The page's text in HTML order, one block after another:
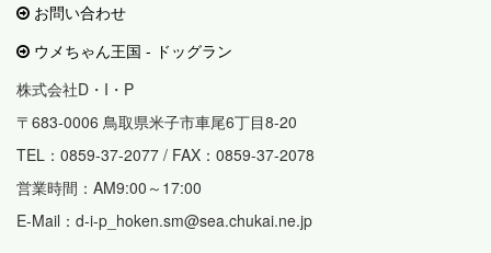
お問い合わせ
ウメちゃん王国 - ドッグラン
株式会社D・I・P
〒683-0006 鳥取県米子市車尾6丁目8-20
TEL：0859-37-2077 / FAX：0859-37-2078
営業時間：AM9:00～17:00
E-Mail：d-i-p_hoken.sm@sea.chukai.ne.jp